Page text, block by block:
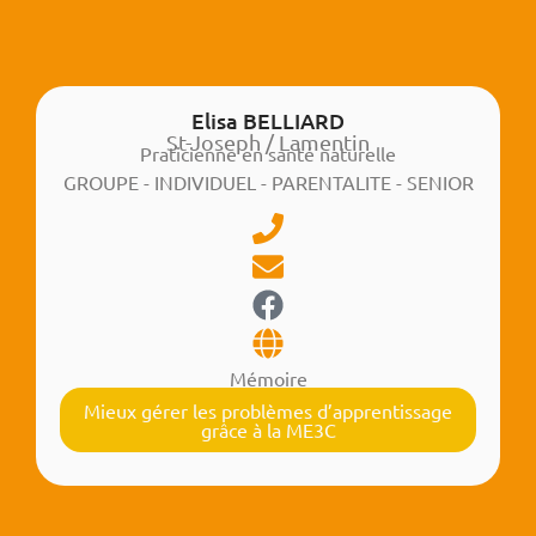
Elisa BELLIARD
St-Joseph / Lamentin
Praticienne en santé naturelle
GROUPE - INDIVIDUEL - PARENTALITE - SENIOR
Mémoire
Mieux gérer les problèmes d’apprentissage
grâce à la ME3C